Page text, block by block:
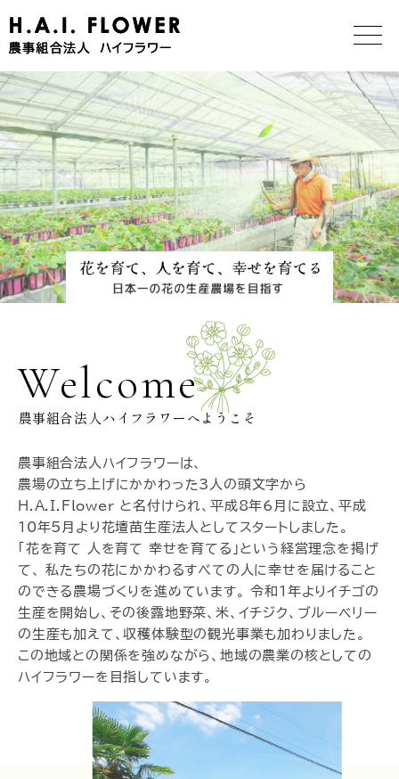
Welcome
農事組合法人ハイフラワーへようこそ
農事組合法人ハイフラワーは、
農場の立ち上げにかかわった3人の頭文字から
H.A.I.Flower と名付けられ、平成8年6月に設立、平成
10年5月より花壇苗生産法人としてスタートしました。
「花を育て 人を育て 幸せを育てる」という経営理念を掲げ
て、 私たちの花にかかわるすべての人に幸せを届けること
のできる農場づくりを進めています。 令和1年よりイチゴの
生産を開始し、その後露地野菜、米、イチジク、ブルーベリー
の生産も加えて、収穫体験型の観光事業も加わりました。
この地域との関係を強めながら、地域の農業の核としての
ハイフラワーを目指しています。